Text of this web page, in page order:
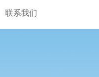
联系我们